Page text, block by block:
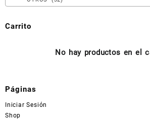
la
Carrito
No hay productos en el
Páginas
Iniciar Sesión
Shop